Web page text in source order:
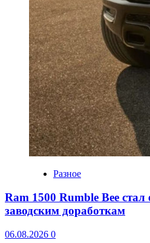
Разное
Ram 1500 Rumble Bee стал
заводским доработкам
06.08.2026 0